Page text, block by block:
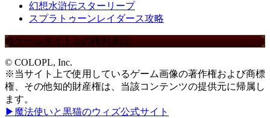
幻想水滸伝スターリープ
スプラトゥーンレイダース攻略
当ゲームタイトルの権利表記
© COLOPL, Inc.
※当サイト上で使用しているゲーム画像の著作権および商標
権、その他知的財産権は、当該コンテンツの提供元に帰属し
ます。
▶魔法使いと黒猫のウィズ公式サイト